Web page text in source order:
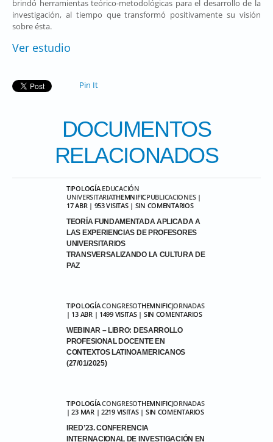
brindó herramientas teórico-metodológicas para el desarrollo de la
investigación, al tiempo que transformó positivamente su visión
sobre ésta.
Ver estudio
Pin It
DOCUMENTOS
RELACIONADOS
TIPOLOGÍA EDUCACIÓN
UNIVERSITARIATHEMNIFICPUBLICACIONES|
17 ABR | 953 VISITAS | SIN COMENTARIOS
TEORÍA FUNDAMENTADA APLICADA A
LAS EXPERIENCIAS DE PROFESORES
UNIVERSITARIOS
TRANSVERSALIZANDO LA CULTURA DE
PAZ
TIPOLOGÍACONGRESOTHEMNIFICJORNADAS
| 13 ABR | 1499 VISITAS | SIN COMENTARIOS
WEBINAR – LIBRO: DESARROLLO
PROFESIONAL DOCENTE EN
CONTEXTOS LATINOAMERICANOS
(27/01/2025)
TIPOLOGÍACONGRESOTHEMNIFICJORNADAS
| 23 MAR | 2219 VISITAS | SIN COMENTARIOS
IRED’23. CONFERENCIA
INTERNACIONAL DE INVESTIGACIÓN EN